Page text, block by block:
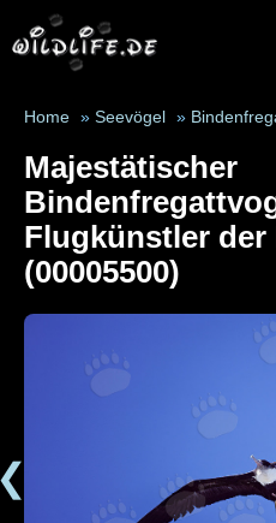
Home » Seevögel »
Majestätischer
Flugkünstler der
(00005500)